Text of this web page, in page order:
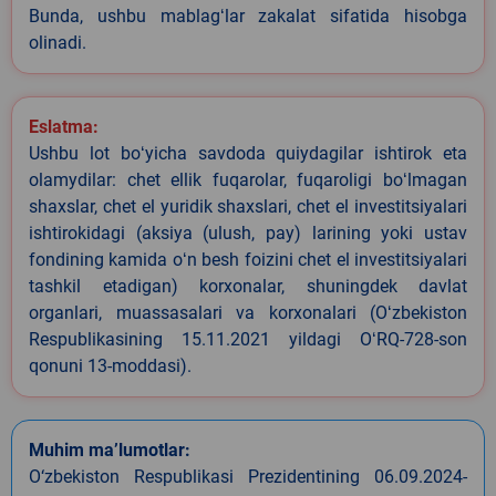
Bunda, ushbu mablagʻlar zakalat sifatida hisobga
olinadi.
Eslatma:
Ushbu lot boʻyicha savdoda quiydagilar ishtirok eta
olamydilar: chet ellik fuqarolar, fuqaroligi boʻlmagan
shaxslar, chet el yuridik shaxslari, chet el investitsiyalari
ishtirokidagi (aksiya (ulush, pay) larining yoki ustav
fondining kamida oʻn besh foizini chet el investitsiyalari
tashkil etadigan) korxonalar, shuningdek davlat
organlari, muassasalari va korxonalari (Oʻzbekiston
Respublikasining 15.11.2021 yildagi OʻRQ-728-son
qonuni 13-moddasi).
Muhim ma’lumotlar:
O‘zbekiston Respublikasi Prezidentining 06.09.2024-